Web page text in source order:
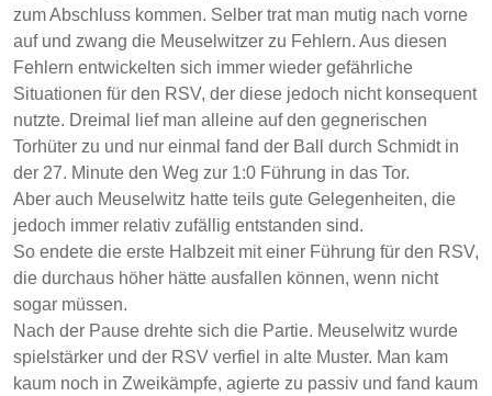
zum Abschluss kommen. Selber trat man mutig nach vorne
auf und zwang die Meuselwitzer zu Fehlern. Aus diesen
Fehlern entwickelten sich immer wieder gefährliche
Situationen für den RSV, der diese jedoch nicht konsequent
nutzte. Dreimal lief man alleine auf den gegnerischen
Torhüter zu und nur einmal fand der Ball durch Schmidt in
der 27. Minute den Weg zur 1:0 Führung in das Tor.
Aber auch Meuselwitz hatte teils gute Gelegenheiten, die
jedoch immer relativ zufällig entstanden sind.
So endete die erste Halbzeit mit einer Führung für den RSV,
die durchaus höher hätte ausfallen können, wenn nicht
sogar müssen.
Nach der Pause drehte sich die Partie. Meuselwitz wurde
spielstärker und der RSV verfiel in alte Muster. Man kam
kaum noch in Zweikämpfe, agierte zu passiv und fand kaum